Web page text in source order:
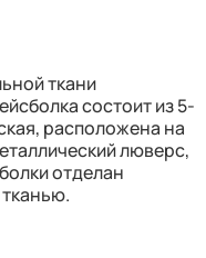
ткани
состоит из 5-
расположена на
люверс,
отделан